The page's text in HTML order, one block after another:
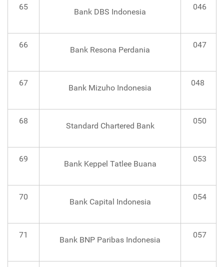
65
Bank DBS Indonesia
046
66
Bank Resona Perdania
047
67
Bank Mizuho Indonesia
048
68
Standard Chartered Bank
050
69
Bank Keppel Tatlee Buana
053
70
Bank Capital Indonesia
054
71
Bank BNP Paribas Indonesia
057